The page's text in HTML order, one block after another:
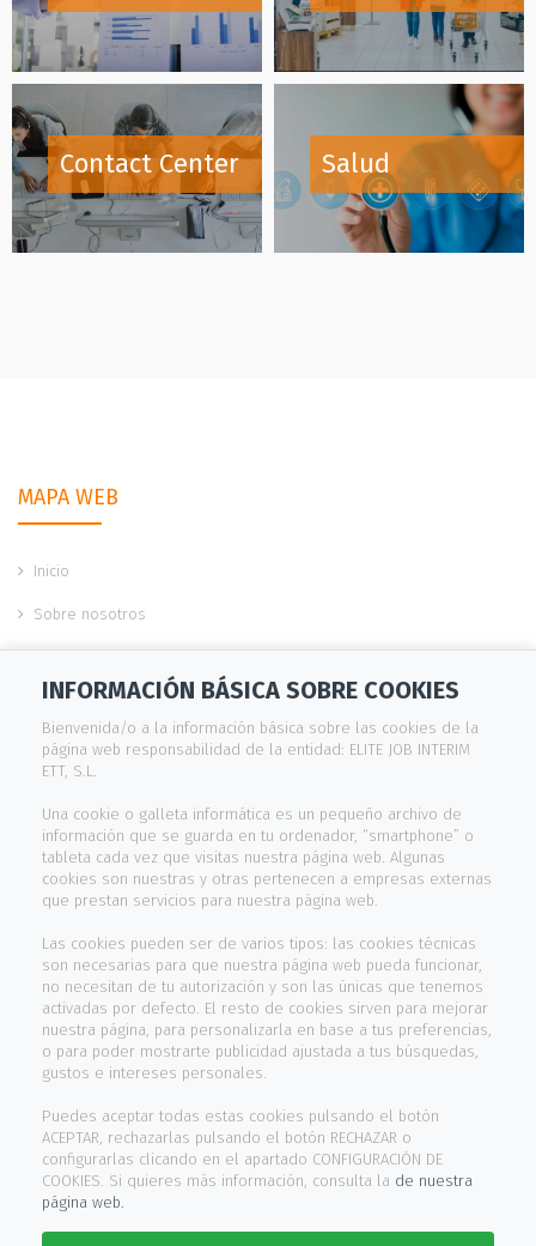
Contact Center Salud
MAPA WEB
Inicio
Sobre nosotros
Servicios
Ofertas de empleo
Trabaja con nosotros
INFORMACIÓN
Política cookies
Política privacidad
Canal de denuncias
HORARIO ATENCIÓN
De Lunes a Viernes
INFORMACIÓN BÁSICA SOBRE COOKIES
Bienvenida/o a la información básica sobre las cookies de la
página web responsabilidad de la entidad: ELITE JOB INTERIM
ETT, S.L.
Una cookie o galleta informática es un pequeño archivo de
información que se guarda en tu ordenador, “smartphone” o
tableta cada vez que visitas nuestra página web. Algunas
cookies son nuestras y otras pertenecen a empresas externas
que prestan servicios para nuestra página web.
Las cookies pueden ser de varios tipos: las cookies técnicas
son necesarias para que nuestra página web pueda funcionar,
no necesitan de tu autorización y son las únicas que tenemos
activadas por defecto. El resto de cookies sirven para mejorar
nuestra página, para personalizarla en base a tus preferencias,
o para poder mostrarte publicidad ajustada a tus búsquedas,
gustos e intereses personales.
Puedes aceptar todas estas cookies pulsando el botón
ACEPTAR, rechazarlas pulsando el botón RECHAZAR o
configurarlas clicando en el apartado CONFIGURACIÓN DE
COOKIES. Si quieres más información, consulta la de nuestra
página web.